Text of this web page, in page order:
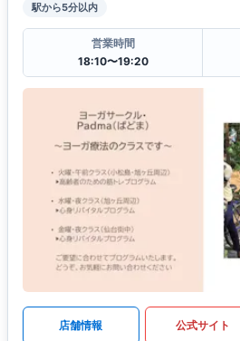
駅から5分以内
営業時間
18:10〜19:20
店舗情報 公式サイト